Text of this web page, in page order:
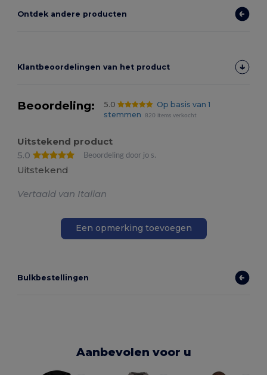
Ontdek andere producten
Klantbeoordelingen van het product
Beoordeling: 5.0
Op basis van 1
stemmen
820 items verkocht
Uitstekend product
5.0
Beoordeling door jo s.
Uitstekend
Vertaald van Italian
Een opmerking toevoegen
Bulkbestellingen
Aanbevolen voor u